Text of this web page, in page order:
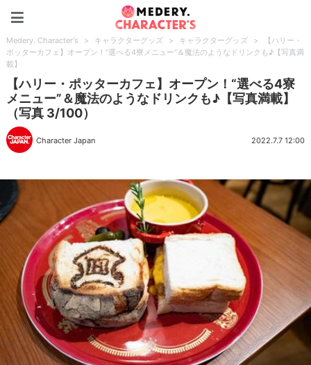
Medery. Character's > キャラクターグッズ > キャラクターグッズ >
【ハリー・
ポッターカフェ】オープン！“選べる4寮メニュー”＆魔法のようなドリンクも♪【写真満
載】
【ハリー・ポッターカフェ】オープン！“選べる4寮
メニュー”＆魔法のようなドリンクも♪【写真満載】
（写真 3/100）
Character Japan 2022.7.7 12:00